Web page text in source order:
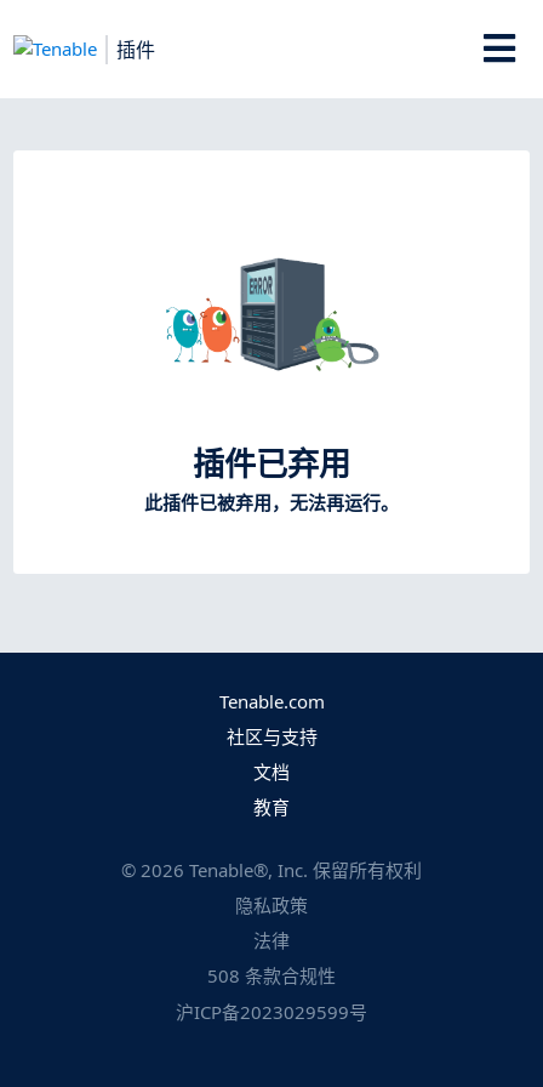
插件
插件已弃用
此插件已被弃用，无法再运行。
Tenable.com
社区与支持
文档
教育
© 2026 Tenable®, Inc. 保留所有权利
隐私政策
法律
508 条款合规性
沪ICP备2023029599号